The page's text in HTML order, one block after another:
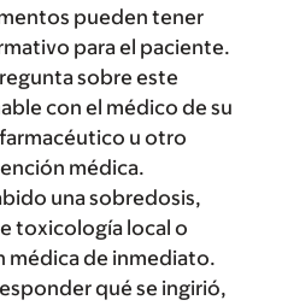
pueden tener
para el paciente.
sobre este
con el médico de su
u otro
médica.
una sobredosis,
toxicología local o
médica de inmediato.
qué se ingirió,